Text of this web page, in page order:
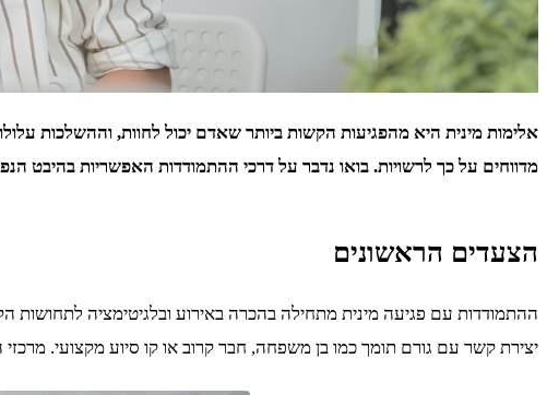
מדווחים על כך לרשויות. בואו נדבר על דרכי ההתמודדות האפשריות בהיבט
הצעדים הראשונים
ההתמודדות עם פגיעה מינית מתחילה בהכרה באירוע ובלגיטימציה
יצירת קשר עם גורם תומך כמו בן משפחה, חבר קרוב או קו סיוע מקצועי. מרכזי הסיוע לנפגעות ונפגעי תקיפה מינית